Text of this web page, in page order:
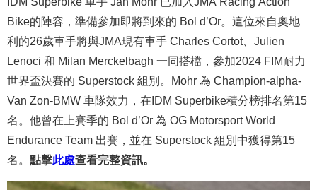
Bike的陣容，準備參加即將到來的 Bol d’Or。這位來自奧地
利的26歲車手將與JMA現有車手 Charles Cortot、Julien
Lenoci 和 Milan Merckelbagh 一同搭檔，參加2024 FIM耐力
世界盃決賽的 Superstock 組別。Mohr 為 Champion-alpha-
Van Zon-BMW 車隊效力，在IDM Superbike積分榜排名第15
名。他曾在上賽季的 Bol d’Or 為 OG Motorsport World
Endurance Team 出賽，並在 Superstock 組別中獲得第15
名。 點擊此處查看完整資訊。